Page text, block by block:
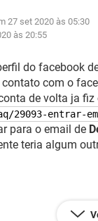
27 set 2020 às 05:30
às 20:55
do facebook
com o
de volta ja fiz
entrar-
para o email de
teria algum